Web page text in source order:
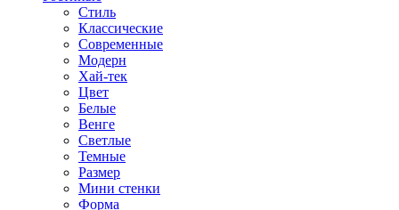
Стиль
Классические
Современные
Модерн
Хай-тек
Цвет
Белые
Венге
Светлые
Темные
Размер
Мини стенки
Форма